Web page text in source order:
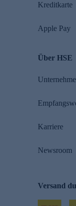
Kreditkarte
Apple Pay
Über HSE
Karriere
Newsroom
Versand